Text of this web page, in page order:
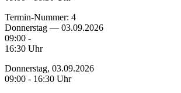
Termin-Nummer: 4
Donnerstag — 03.09.2026
09:00 -
16:30 Uhr
Donnerstag, 03.09.2026
09:00 - 16:30 Uhr